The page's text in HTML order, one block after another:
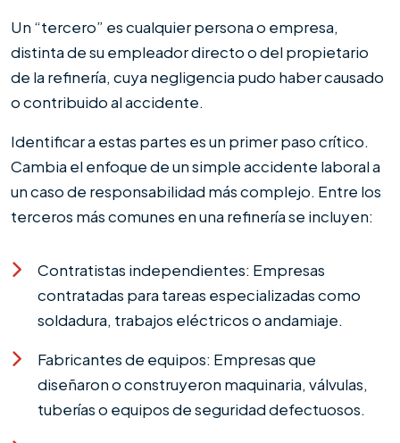
Un “tercero” es cualquier persona o empresa,
distinta de su empleador directo o del propietario
de la refinería, cuya negligencia pudo haber causado
o contribuido al accidente.
Identificar a estas partes es un primer paso crítico.
Cambia el enfoque de un simple accidente laboral a
un caso de responsabilidad más complejo. Entre los
terceros más comunes en una refinería se incluyen:
Contratistas independientes: Empresas
contratadas para tareas especializadas como
soldadura, trabajos eléctricos o andamiaje.
Fabricantes de equipos: Empresas que
diseñaron o construyeron maquinaria, válvulas,
tuberías o equipos de seguridad defectuosos.